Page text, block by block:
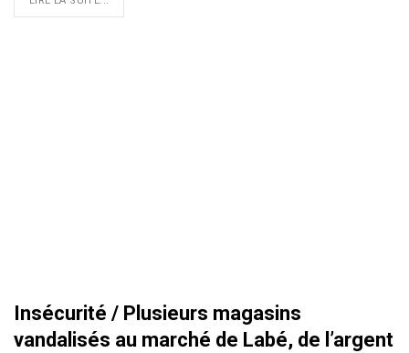
Insécurité / Plusieurs magasins
vandalisés au marché de Labé, de l’argent